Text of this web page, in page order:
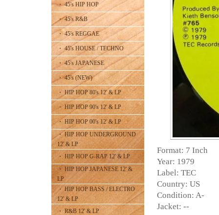
・ 45's HIP HOP
・ 45's R&B
・ 45's REGGAE
・ 45's HOUSE / TECHNO
・ 45's JAPANESE
・ 45's (NEW)
・ HIP HOP 80's 12' & LP
・ HIP HOP 90's 12' & LP
・ HIP HOP 00's 12' & LP
・ HIP HOP UNDERGROUND
12' & LP
・ HIP HOP G-RAP 12' & LP
・ HIP HOP JAPANESE 12' &
LP
・ HIP HOP BASS / ELECTRO
12' & LP
・ R&B 12' & LP
Format: 7 Inch
Year: 1979
Label: TEC
Country: US
Condition: A-
Jacket: --